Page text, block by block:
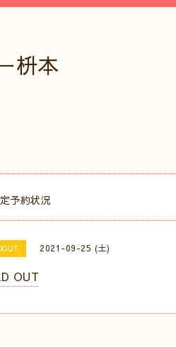
枡本
予約状況
2021-09-25 (土)
OUT